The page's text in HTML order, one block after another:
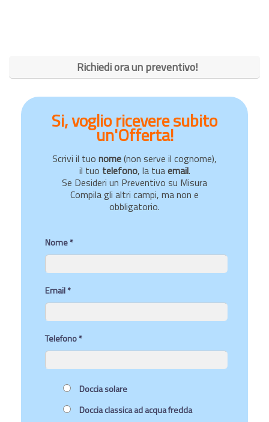
Richiedi ora un preventivo!
Si, voglio ricevere subito
un'Offerta!
Scrivi il tuo nome(non serve il cognome),
il tuo telefono, la tuaemail.
Se Desideri un Preventivo su Misura
Compila gli altri campi, ma non e
obbligatorio.
Nome *
Email *
Telefono *
Doccia solare
Doccia classica ad acqua fredda